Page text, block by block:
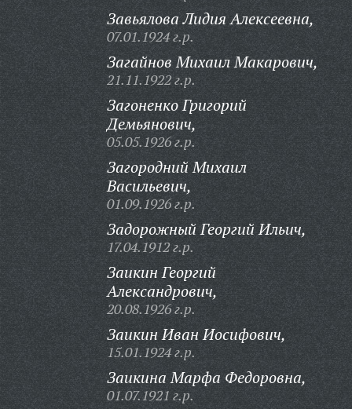
Завьялова Лидия Алексеевна,
07.01.1924 г.р.
Загайнов Михаил Макарович,
21.11.1922 г.р.
Загоненко Григорий
Демьянович,
05.05.1926 г.р.
Загородний Михаил
Васильевич,
01.09.1926 г.р.
Задорожный Георгий Ильич,
17.04.1912 г.р.
Заикин Георгий
Александрович,
20.08.1926 г.р.
Заикин Иван Иосифович,
15.01.1924 г.р.
Заикина Марфа Федоровна,
01.07.1921 г.р.